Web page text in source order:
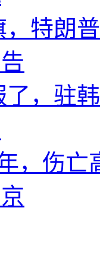
特朗
了，驻
，伤亡